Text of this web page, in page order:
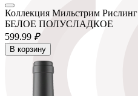
Коллекция Мильстрим Рислинг
БЕЛОЕ ПОЛУСЛАДКОЕ
599.99 ₽
В корзину